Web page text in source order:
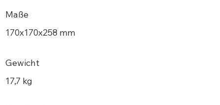
Maße
170х170x258 mm
Gewicht
17,7 kg